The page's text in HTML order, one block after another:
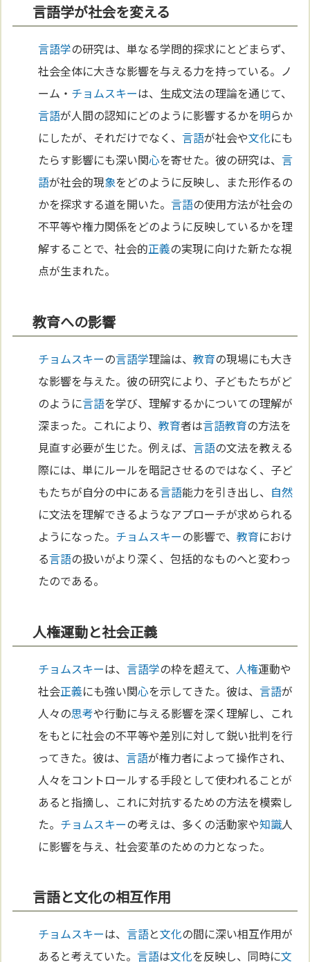
言語学が社会を変える
言語学の研究は、単なる学問的探求にとどまらず、
社会全体に大きな影響を与える力を持っている。ノ
ーム・ チョムスキーは、生成文法の理論を通じて、
言語が人間の認知にどのように影響するかを明らか
にしたが、それだけでなく、言語が社会や文化にも
たらす影響にも深い関心を寄せた。彼の研究は、言
語が社会的現象をどのように反映し、また形作るの
かを探求する道を開いた。言語の使用方法が社会の
不平等や権力関係をどのように反映しているかを理
解することで、社会的正義の実現に向けた新たな視
点が生まれた。
教育への影響
チョムスキーの言語学理論は、教育の現場にも大き
な影響を与えた。彼の研究により、子どもたちがど
のように言語を学び、理解するかについての理解が
深まった。これにより、教育者は言語教育の方法を
見直す必要が生じた。例えば、言語の文法を教える
際には、単にルールを暗記させるのではなく、子ど
もたちが自分の中にある言語能力を引き出し、 自然
に文法を理解できるようなアプローチが求められる
ようになった。 チョムスキーの影響で、教育におけ
る言語の扱いがより深く、包括的なものへと変わっ
たのである。
人権運動と社会正義
チョムスキーは、言語学の枠を超えて、 人権運動や
社会正義にも強い関心を示してきた。彼は、言語が
人々の思考や行動に与える影響を深く理解し、これ
をもとに社会の不平等や差別に対して鋭い批判を行
ってきた。彼は、言語が権力者によって操作され、
人々をコントロールする手段として使われることが
あると指摘し、これに対抗するための方法を模索し
た。 チョムスキーの考えは、多くの活動家や知識人
に影響を与え、社会変革のための力となった。
言語と文化の相互作用
チョムスキーは、言語と文化の間に深い相互作用が
あると考えていた。言語は文化を反映し、同時に文